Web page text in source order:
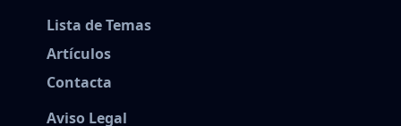
Lista de Temas
Artículos
Contacta
Aviso Legal